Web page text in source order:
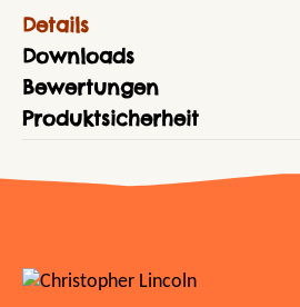
Details
Downloads
Bewertungen
Produktsicherheit